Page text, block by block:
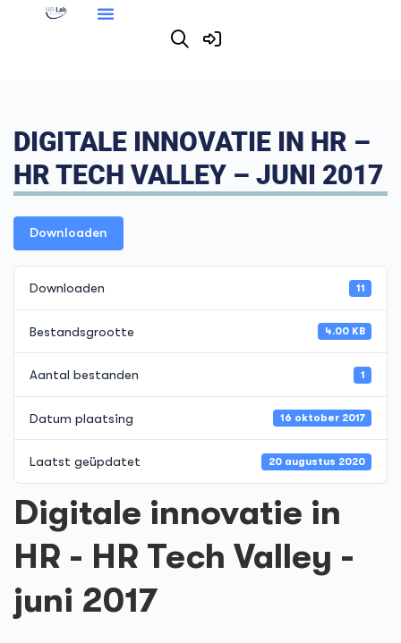
DIGITALE INNOVATIE IN HR –
HR TECH VALLEY – JUNI 2017
Downloaden
Downloaden 11
Bestandsgrootte 4.00 KB
Aantal bestanden 1
Datum plaatsing 16 oktober 2017
Laatst geüpdatet 20 augustus 2020
Digitale innovatie in
HR - HR Tech Valley -
juni 2017